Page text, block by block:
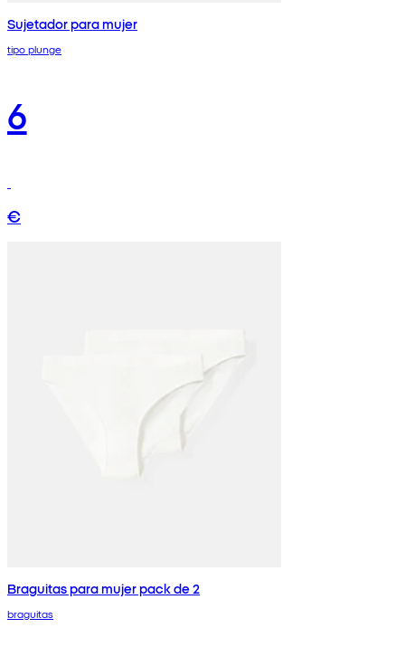
Sujetador para mujer
tipo plunge
6
€
Braguitas para mujer pack de 2
braguitas